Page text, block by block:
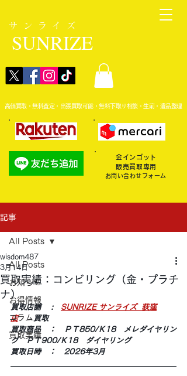
サンライズ
SUNRIZE
高価買取・無料査定・出張買取可能・無料下取り相談・生前・遺品整理
金インゴット
販売買取専用
お問い合わせフォーム
記事
All Posts
お知らせ
お得情報
コラム
買取実績
All Posts
買取実績：コンビリング（金・プラチ
ナ）
wisdom487
3月14日
買取店舗 　: SUNRIZE サンライズ  荻窪
店 買取
買取商品　：　ＰＴ850/Ｋ18　メレダイヤリン
グ　ＰＴ900/Ｋ18　ダイヤリング
買取日時　：　2026年3月